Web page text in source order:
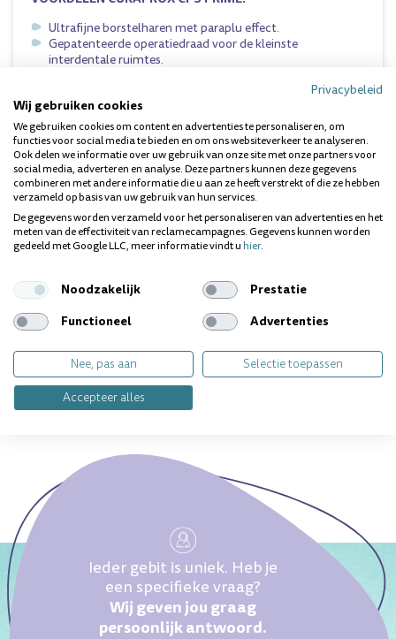
Ultrafijne borstelharen met paraplu effect.
Gepatenteerde operatiedraad voor de kleinste
interdentale ruimtes.
Behoeftes:
Bloedend tandvlees
Gevoelige tanden
Implantaten
Ontstoken tandvlees
Orthodontie
Schone tanden
Tandplak
Tandvleesverzorging
Vragen over dit product? Wij helpen je
graag!
Ieder gebit is uniek. Heb je
een specifieke vraag?
Wij geven jou graag
persoonlijk antwoord.
Privacybeleid
Wij gebruiken cookies
We gebruiken cookies om content en advertenties te personaliseren, om
functies voor social media te bieden en om ons websiteverkeer te analyseren.
Ook delen we informatie over uw gebruik van onze site met onze partners voor
social media, adverteren en analyse. Deze partners kunnen deze gegevens
combineren met andere informatie die u aan ze heeft verstrekt of die ze hebben
verzameld op basis van uw gebruik van hun services.
De gegevens worden verzameld voor het personaliseren van advertenties en het
meten van de effectiviteit van reclamecampagnes. Gegevens kunnen worden
gedeeld met Google LLC, meer informatie vindt uhier.
Noodzakelijk
Prestatie
Functioneel
Advertenties
Nee, pas aan
Selectie toepassen
Accepteer alles